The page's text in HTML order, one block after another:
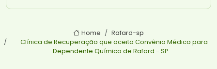
Home
Rafard-sp
Clínica de Recuperação que aceita Convênio Médico para
Dependente Químico de Rafard - SP